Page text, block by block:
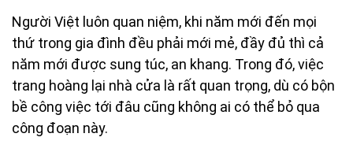
Người Việt luôn quan niệm, khi năm mới đến mọi
thứ trong gia đình đều phải mới mẻ, đầy đủ thì cả
năm mới được sung túc, an khang. Trong đó, việc
trang hoàng lại nhà cửa là rất quan trọng, dù có bộn
bề công việc tới đâu cũng không ai có thể bỏ qua
công đoạn này.